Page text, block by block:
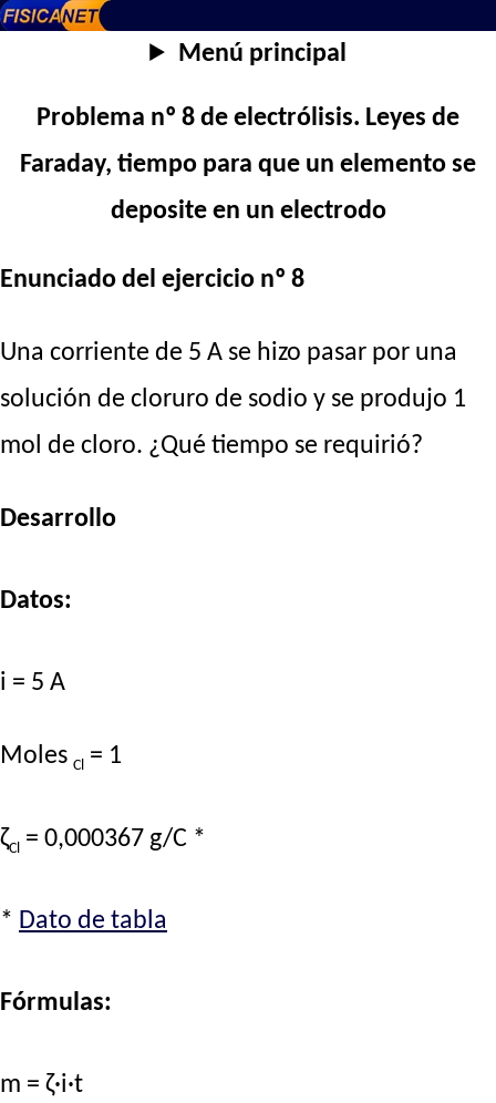
Menú principal
Problema nº 8 de electrólisis. Leyes de
Faraday, tiempo para que un elemento se
deposite en un electrodo
Enunciado del ejercicio nº 8
Una corriente de 5 A se hizo pasar por una
solución de cloruro de sodio y se produjo 1
mol de cloro. ¿Qué tiempo se requirió?
Desarrollo
Datos:
i = 5 A
Moles Cl = 1
ζCl = 0,000367 g/C *
* Dato de tabla
Fórmulas:
m = ζ·i·t